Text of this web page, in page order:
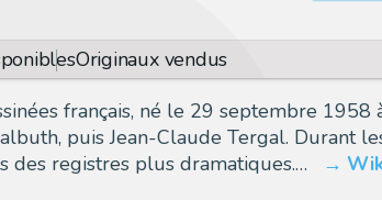
Originaux vendus
français, né le 29 septembre
puis Jean-Claude Tergal. Durant
des registres plus dramatiques.…